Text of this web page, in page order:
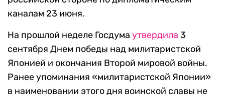
каналам 23 июня.
На прошлой неделе Госдума утвердила 3
сентября Днем победы над милитаристской
Японией и окончания Второй мировой войны.
Ранее упоминания «милитаристской Японии»
в наименовании этого дня воинской славы не